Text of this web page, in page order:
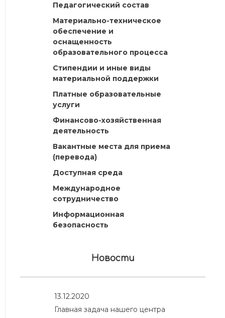
Педагогический состав
Материально-техническое
обеспечение и
оснащенность
образовательного процесса
Стипендии и иные виды
материальной поддержки
Платные образовательные
услуги
Финансово-хозяйственная
деятельность
Вакантные места для приема
(перевода)
Доступная среда
Международное
сотрудничество
Информационная
безопасность
Новости
13.12.2020
Главная задача нашего центра